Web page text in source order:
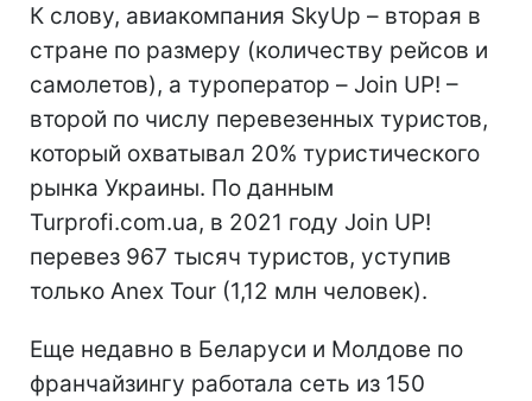
К слову, авиакомпания SkyUp – вторая в
стране по размеру (количеству рейсов и
самолетов), а туроператор – Join UP! –
второй по числу перевезенных туристов,
который охватывал 20% туристического
рынка Украины. По данным
Turprofi.com.ua, в 2021 году Join UP!
перевез 967 тысяч туристов, уступив
только Anex Tour (1,12 млн человек).
Еще недавно в Беларуси и Молдове по
франчайзингу работала сеть из 150